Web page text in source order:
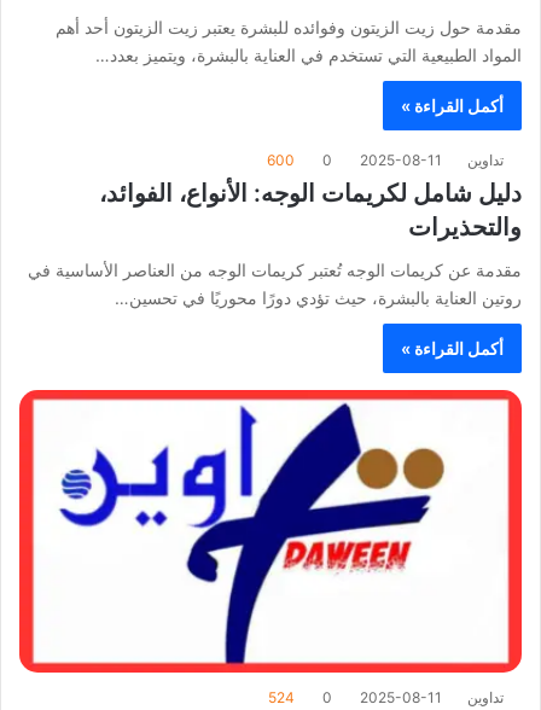
مقدمة حول زيت الزيتون وفوائده للبشرة يعتبر زيت الزيتون أحد أهم
المواد الطبيعية التي تستخدم في العناية بالبشرة، ويتميز بعدد…
أكمل القراءة »
تداوين 2025-08-11
0
600
دليل شامل لكريمات الوجه: الأنواع، الفوائد،
والتحذيرات
مقدمة عن كريمات الوجه تُعتبر كريمات الوجه من العناصر الأساسية في
روتين العناية بالبشرة، حيث تؤدي دورًا محوريًا في تحسين…
أكمل القراءة »
تداوين 2025-08-11
0
524